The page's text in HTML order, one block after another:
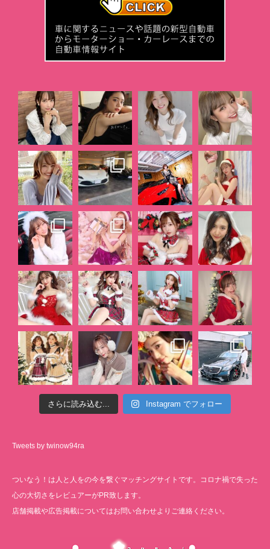
さらに読み込む... Instagram でフォロー
Tweets by twinow94ra
ついなう！は人と人をの今を繋ぐマッチングサイトです。コロナ禍で失った
心の大切さをレビュアーがPR致します。
店舗掲載や広告掲載についてはお問い合わせよりご連絡ください。